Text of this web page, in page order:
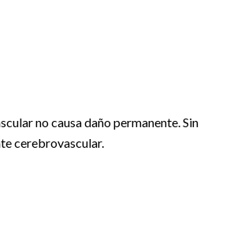
no causa daño permanente. Sin
cerebrovascular.